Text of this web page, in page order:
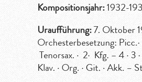
Kompositionsjahr:1932-
Uraufführung:7. Oktober
Orchesterbesetzung: Picc.·
Tenorsax. · 2· Kfg. – 4 · 3
Klav. · Org. · Git. · Akk. –